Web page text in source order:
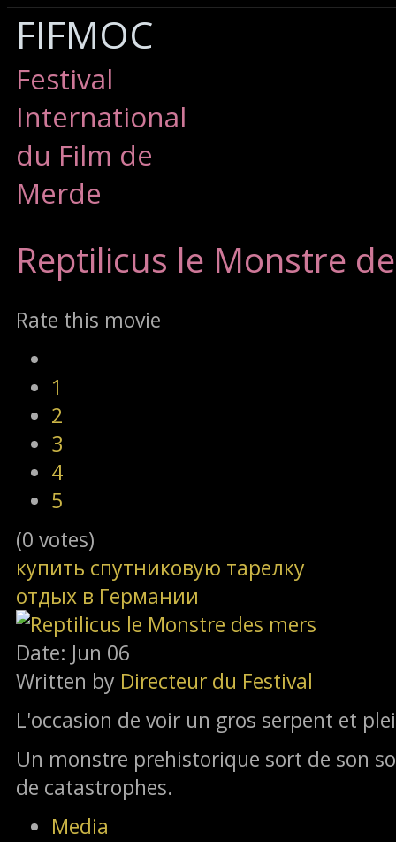
FIFMOC
Festival
International
du Film de
Merde
Reptilicus le Monstre
Rate this movie
1
2
3
4
5
(0 votes)
купить спутниковую тарелку
отдых в Германии
Date: Jun 06
Written by Directeur du Festival
L'occasion de voir un gros serpent et
Un monstre prehistorique sort de son
de catastrophes.
Media